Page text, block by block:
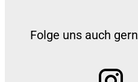
Folge uns auch